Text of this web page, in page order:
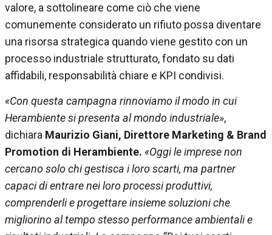
valore, a sottolineare come ciò che viene
comunemente considerato un rifiuto possa diventare
una risorsa strategica quando viene gestito con un
processo industriale strutturato, fondato su dati
affidabili, responsabilità chiare e KPI condivisi.
«Con questa campagna rinnoviamo il modo in cui
Herambiente si presenta al mondo industriale»,
dichiara Maurizio Giani, Direttore Marketing & Brand
Promotion di Herambiente. «Oggi le imprese non
cercano solo chi gestisca i loro scarti, ma partner
capaci di entrare nei loro processi produttivi,
comprenderli e progettare insieme soluzioni che
migliorino al tempo stesso performance ambientali e